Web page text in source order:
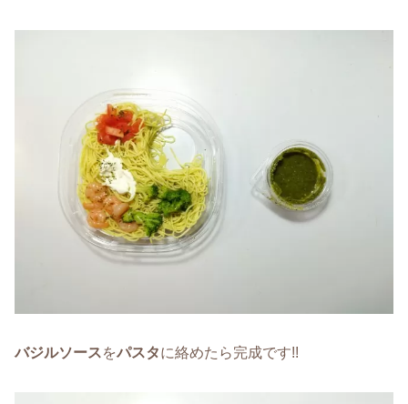
バジルソースをパスタに絡めたら完成です!!